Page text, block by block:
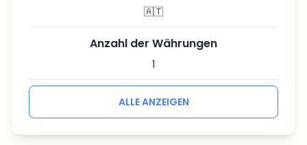
🇦🇹
Anzahl der Währungen
1
ALLE ANZEIGEN